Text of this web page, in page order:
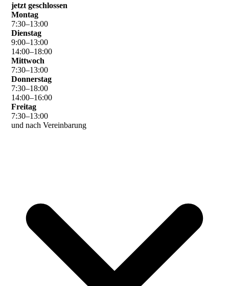
jetzt geschlossen
Montag
7:30–13:00
Dienstag
9:00–13:00
14:00–18:00
Mittwoch
7:30–13:00
Donnerstag
7:30–18:00
14:00–16:00
Freitag
7:30–13:00
und nach Vereinbarung